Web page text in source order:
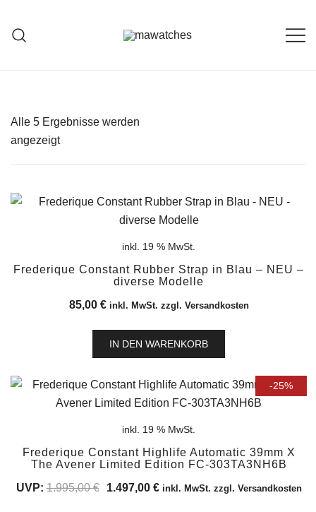
Inhalt
springen
Alle 5 Ergebnisse werden
angezeigtNach
inkl. 19 % MwSt.
Frederique Constant Rubber Strap in Blau – NEU –
diverse Modelle
85,00 € inkl. MwSt. zzgl. Versandkosten
IN DEN WARENKORB
-25%
inkl. 19 % MwSt.
Frederique Constant Highlife Automatic 39mm X
The Avener Limited Edition FC-303TA3NH6B
UVP: 1.995,00€
Ursprünglicher
1.497,00 €Aktueller
inkl. MwSt. zzgl. Versandkosten